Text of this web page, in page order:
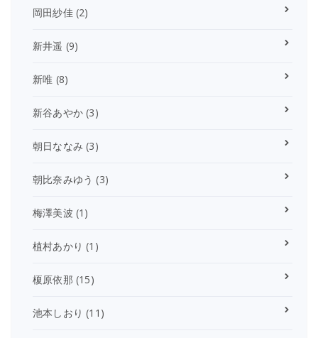
岡田紗佳(2)
新井遥 (9)
新唯 (8)
新谷あやか (3)
朝日ななみ (3)
朝比奈みゆう (3)
梅澤美波 (1)
植村あかり (1)
榎原依那 (15)
池本しおり (11)